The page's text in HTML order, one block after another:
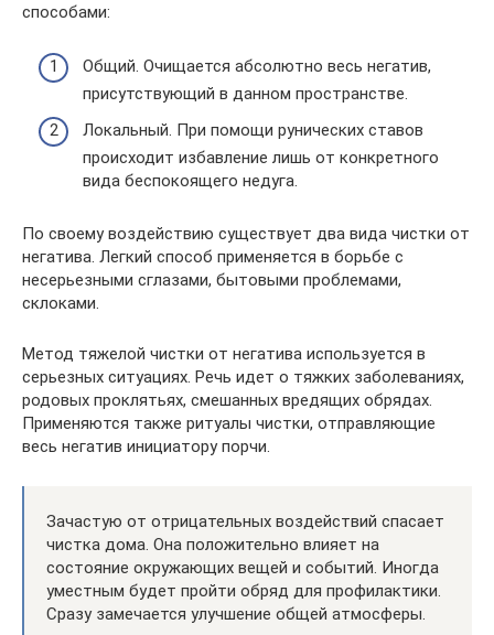
способами:
Общий. Очищается абсолютно весь негатив,
присутствующий в данном пространстве.
Локальный. При помощи рунических ставов
происходит избавление лишь от конкретного
вида беспокоящего недуга.
По своему воздействию существует два вида чистки от
негатива. Легкий способ применяется в борьбе с
несерьезными сглазами, бытовыми проблемами,
склоками.
Метод тяжелой чистки от негатива используется в
серьезных ситуациях. Речь идет о тяжких заболеваниях,
родовых проклятьях, смешанных вредящих обрядах.
Применяются также ритуалы чистки, отправляющие
весь негатив инициатору порчи.
Зачастую от отрицательных воздействий спасает
чистка дома. Она положительно влияет на
состояние окружающих вещей и событий. Иногда
уместным будет пройти обряд для профилактики.
Сразу замечается улучшение общей атмосферы.